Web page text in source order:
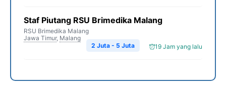
Staf Piutang RSU Brimedika Malang
RSU Brimedika Malang
Jawa Timur, Malang
19 Jam yang lalu
2 Juta - 5 Juta